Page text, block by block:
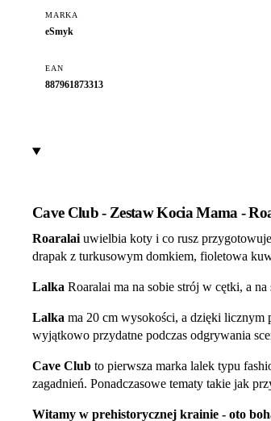
MARKA
eSmyk
EAN
887961873313
Cave Club - Zestaw Kocia Mama -
Roaralai uwielbia koty i co rusz
drapak z turkusowym domkiem, fioletowa
Lalka Roaralai ma na sobie strój w cętki, a
Lalka ma 20 cm wysokości, a dzięki licznym
wyjątkowo przydatne podczas odgrywania
Cave Club to pierwsza marka lalek typu
zagadnień. Ponadczasowe tematy takie jak
Witamy w prehistorycznej krainie - oto